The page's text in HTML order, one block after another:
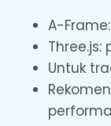
A-
Untuk